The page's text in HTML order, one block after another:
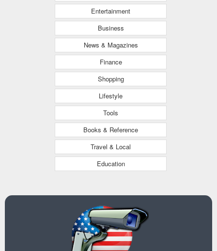
Entertainment
Business
News & Magazines
Finance
Shopping
Lifestyle
Tools
Books & Reference
Travel & Local
Education